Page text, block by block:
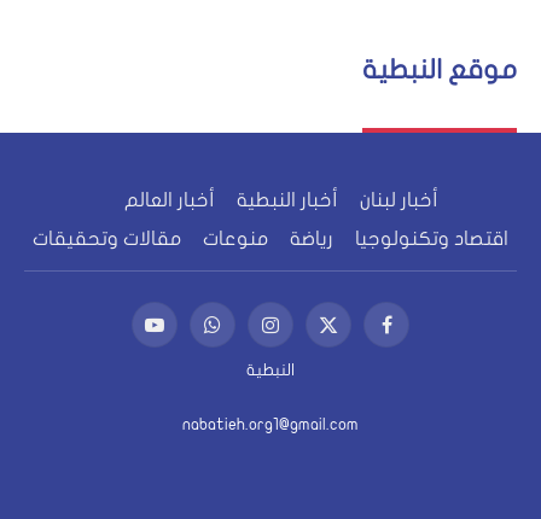
موقع النبطية
أخبار لبنان أخبار النبطية
أخبار العالم
اقتصاد وتكنولوجيا
رياضة منوعات مقالات وتحقيقات
فيسبوكX
(Twitter)
الانستغرامواتساب يوتيوب
النبطية
nabatieh.org1@gmail.com